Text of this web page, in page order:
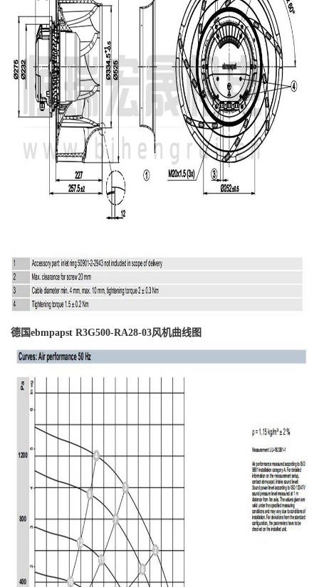
德国ebmpapst R3G500-RA28-03风机曲线图